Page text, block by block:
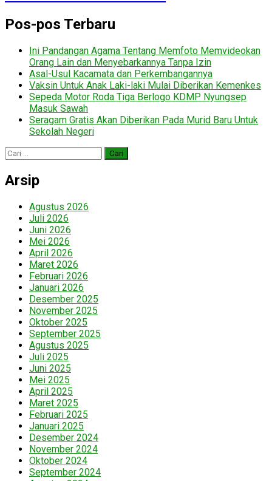
Pos-pos Terbaru
Ini Pandangan Agama Tentang Memfoto Memvideokan
Orang Lain dan Menyebarkannya Tanpa Izin
Asal-Usul Kacamata dan Perkembangannya
Vaksin Untuk Anak Laki-laki Mulai Diberikan Kemenkes
Sepeda Motor Roda Tiga Berlogo KDMP Nyungsep
Masuk Sawah
Seragam Gratis Akan Diberikan Pada Murid Baru Untuk
Sekolah Negeri
Cari
untuk:
Arsip
Agustus 2026
Juli 2026
Juni 2026
Mei 2026
April 2026
Maret 2026
Februari 2026
Januari 2026
Desember 2025
November 2025
Oktober 2025
September 2025
Agustus 2025
Juli 2025
Juni 2025
Mei 2025
April 2025
Maret 2025
Februari 2025
Januari 2025
Desember 2024
November 2024
Oktober 2024
September 2024